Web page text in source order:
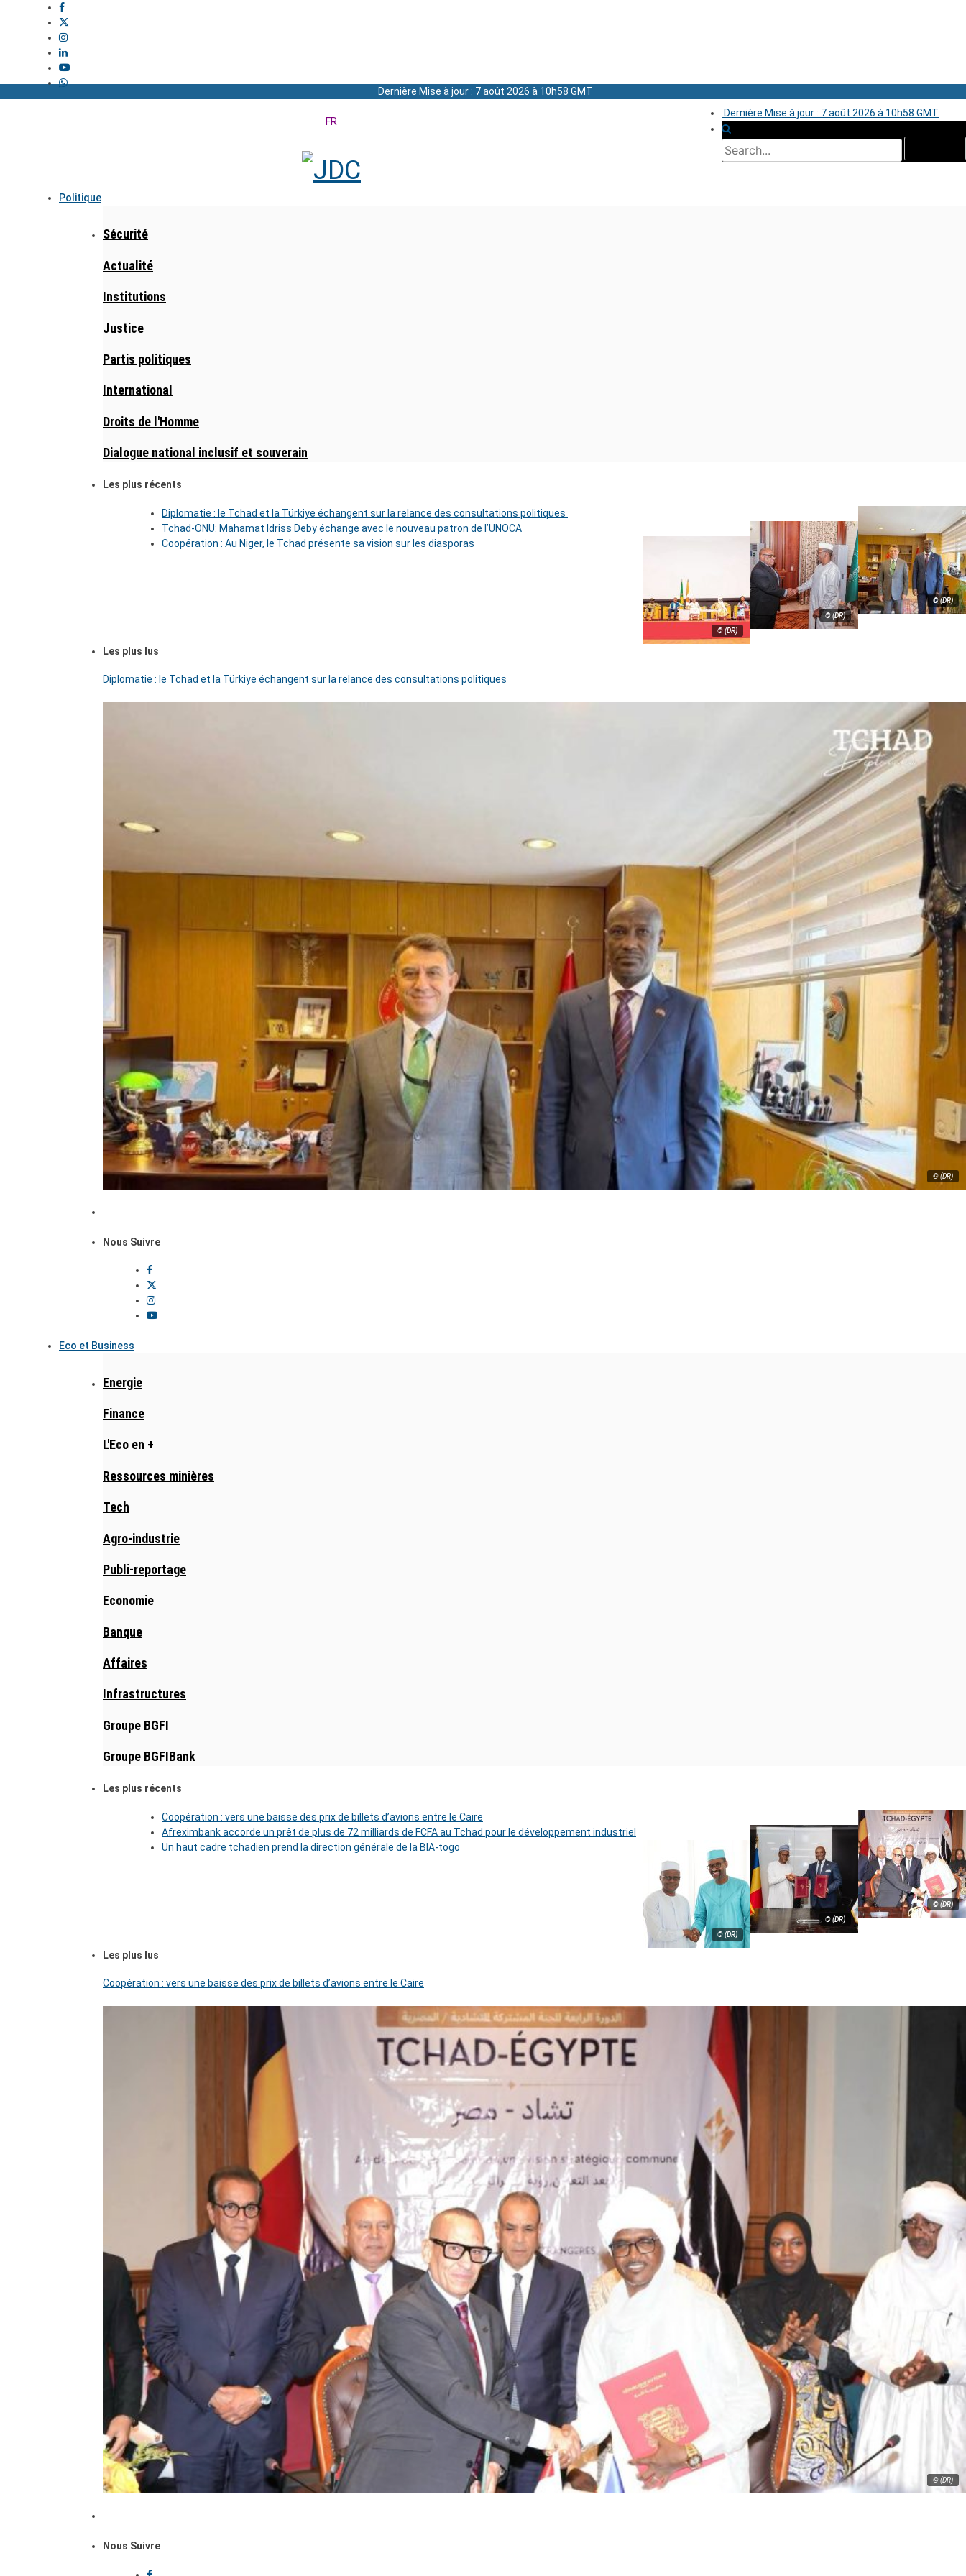
Dernière Mise à jour : 7 août 2026 à 10h58 GMT
Dernière Mise à jour : 7 août 2026 à 10h58 GMT
FR
Politique
Sécurité
Actualité
Institutions
Justice
Partis politiques
International
Droits de l'Homme
Dialogue national inclusif et souverain
Les plus récents
© (DR)
Diplomatie : le Tchad et la Türkiye échangent sur la relance des consultations politiques
© (DR)
Tchad-ONU: Mahamat Idriss Deby échange avec le nouveau patron de l’UNOCA
© (DR)
Coopération : Au Niger, le Tchad présente sa vision sur les diasporas
Les plus lus
Diplomatie : le Tchad et la Türkiye échangent sur la relance des consultations politiques
© (DR)
Nous Suivre
Eco et Business
Energie
Finance
L'Eco en +
Ressources minières
Tech
Agro-industrie
Publi-reportage
Economie
Banque
Affaires
Infrastructures
Groupe BGFI
Groupe BGFIBank
Les plus récents
© (DR)
Coopération : vers une baisse des prix de billets d’avions entre le Caire
© (DR)
Afreximbank accorde un prêt de plus de 72 milliards de FCFA au Tchad pour le développement industriel
© (DR)
Un haut cadre tchadien prend la direction générale de la BIA-togo
Les plus lus
Coopération : vers une baisse des prix de billets d’avions entre le Caire
© (DR)
Nous Suivre